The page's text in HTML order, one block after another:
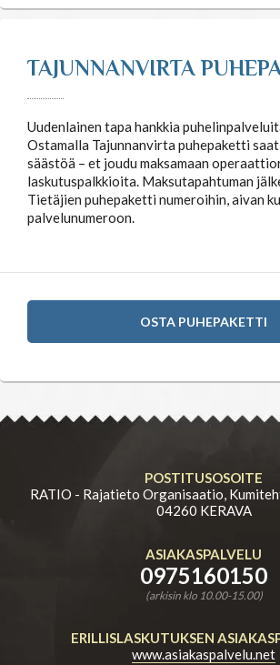
TAJUNNANVIRTA
Uudenlainen tapa hankkia
Ostamalla Tajunnanvirta puhepaketti
säästöä – et joudu maksamaan
laskutuspalkkioita. Maksutapahtuman
Tietäjien puhepaketti numeroihin, aivan
palvelunumeroon.
OSTA PUHEPAKETTI
POSTITUSOSOITE
RATIO - Rajatieto Organisaatio,
04260 KERAVA
ASIAKASPALVELU
0975160150
(arkisin klo 10.00-15.00)
ERILLISLASKUTUKSEN
www.asiakaspalvelu.net